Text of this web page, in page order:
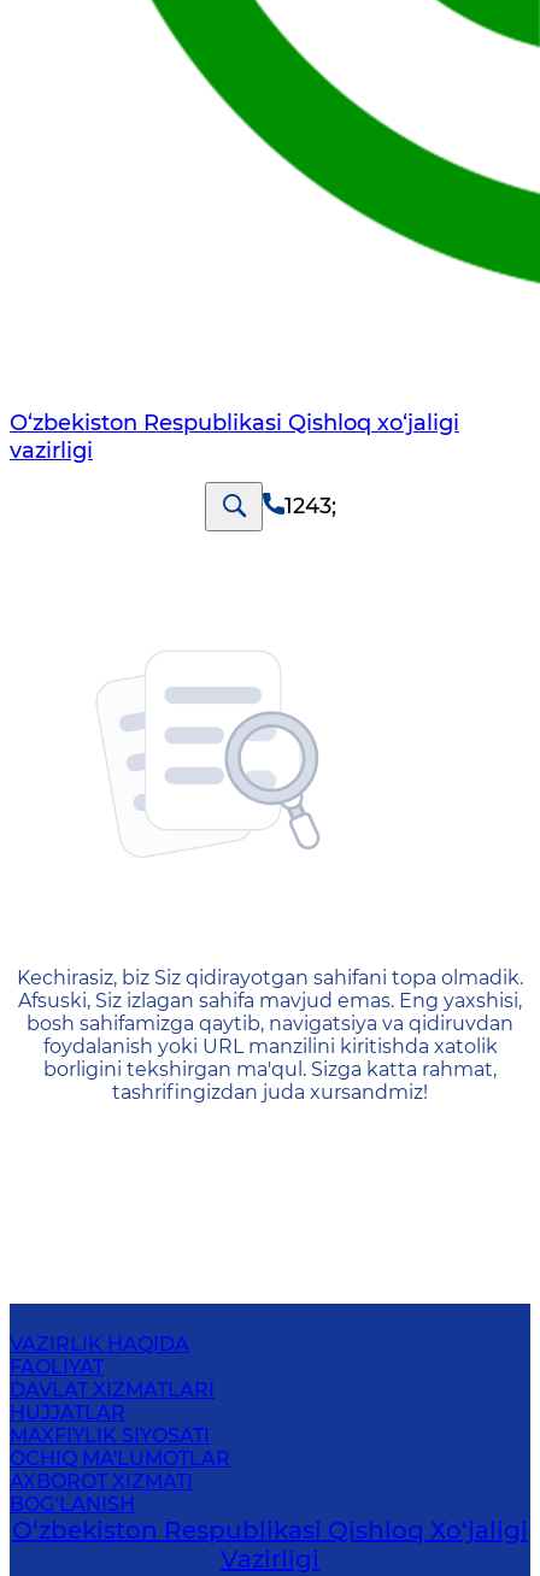
O‘zbekiston Respublikasi Qishloq хo‘jаligi
vаzirligi
1243;
404 — Страница не
Kechirasiz, biz Siz qidirayotgan sahifani topa olmadik.
Afsuski, Siz izlagan sahifa mavjud emas. Eng yaxshisi,
bosh sahifamizga qaytib, navigatsiya va qidiruvdan
foydalanish yoki URL manzilini kiritishda xatolik
borligini tekshirgan ma'qul. Sizga katta rahmat,
tashrifingizdan juda xursandmiz!
VAZIRLIK HAQIDA
FAOLIYAT
DAVLAT XIZMATLARI
HUJJATLAR
MAXFIYLIK SIYOSATI
OCHIQ MA'LUMOTLAR
AXBOROT XIZMATI
BOG‘LANISH
O‘zbekiston Respublikasi Qishloq Хo‘jаligi
Vаzirligi